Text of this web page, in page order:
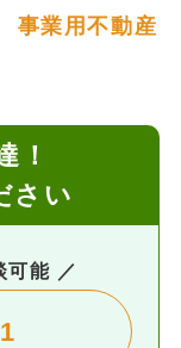
事業用不動産
！
さい
可能 ／